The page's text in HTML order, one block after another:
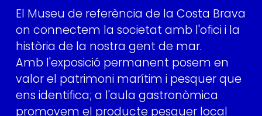
El Museu de referència de la Costa Brava
on connectem la societat amb l'ofici i la
història de la nostra gent de mar.
Amb l'exposició permanent posem en
valor el patrimoni marítim i pesquer que
ens identifica; a l'aula gastronòmica
promovem el producte pesquer local